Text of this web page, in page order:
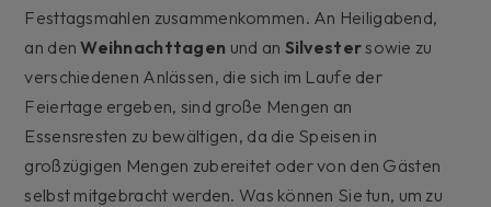
Festtagsmahlen zusammenkommen. An Heiligabend,
an denWeihnachttagen und an Silvestersowie zu
verschiedenen Anlässen, die sich im Laufe der
Feiertage ergeben, sind große Mengen an
Essensresten zu bewältigen, da die Speisen in
großzügigen Mengen zubereitet oder von den Gästen
selbst mitgebracht werden. Was können Sie tun, um zu